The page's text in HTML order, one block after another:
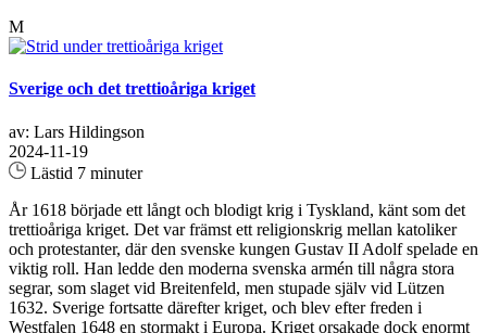
M
Sverige och det trettioåriga kriget
av: Lars Hildingson
2024-11-19
Lästid 7 minuter
År 1618 började ett långt och blodigt krig i Tyskland, känt som det
trettioåriga kriget. Det var främst ett religionskrig mellan katoliker
och protestanter, där den svenske kungen Gustav II Adolf spelade en
viktig roll. Han ledde den moderna svenska armén till några stora
segrar, som slaget vid Breitenfeld, men stupade själv vid Lützen
1632. Sverige fortsatte därefter kriget, och blev efter freden i
Westfalen 1648 en stormakt i Europa. Kriget orsakade dock enormt